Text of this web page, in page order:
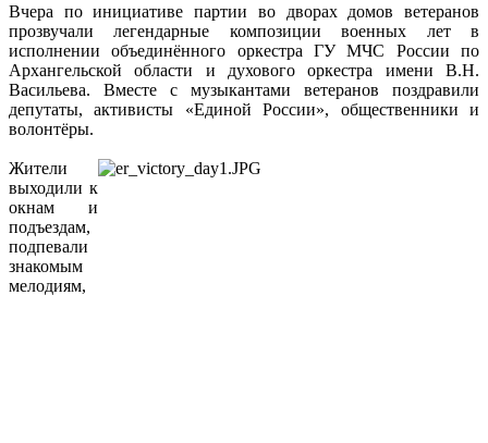
Вчера по инициативе партии во дворах домов ветеранов
прозвучали легендарные композиции военных лет в
исполнении объединённого оркестра ГУ МЧС России по
Архангельской области и духового оркестра имени В.Н.
Васильева. Вместе с музыкантами ветеранов поздравили
депутаты, активисты «Единой России», общественники и
волонтёры.
Жители
выходили к
окнам и
подъездам,
подпевали
знакомым
мелодиям,